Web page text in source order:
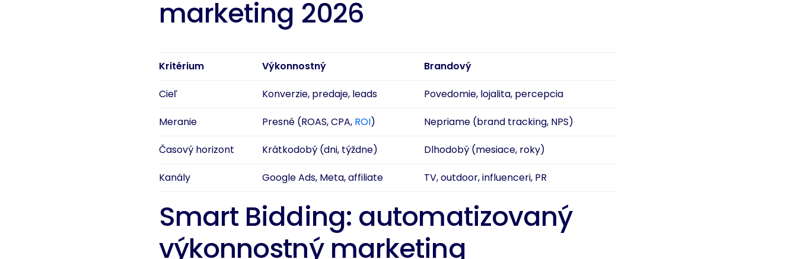
marketing 2026
Kritérium Výkonnostný Brandový
Cieľ Konverzie, predaje, leads Povedomie, lojalita, percepcia
Meranie Presné (ROAS, CPA, ROI) Nepriame (brand tracking, NPS)
Časový horizont Krátkodobý (dni, týždne) Dlhodobý (mesiace, roky)
Kanály Google Ads, Meta, affiliate TV, outdoor, influenceri, PR
Smart Bidding: automatizovaný
výkonnostný marketing